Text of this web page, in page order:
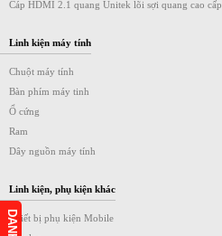
Cáp HDMI 2.1 quang Unitek lõi sợi quang cao cấp
Linh kiện máy tính
Chuột máy tính
Bàn phím máy tinh
Ổ cứng
Ram
Dây nguồn máy tính
Linh kiện, phụ kiện khác
Thiết bị phụ kiện Mobile